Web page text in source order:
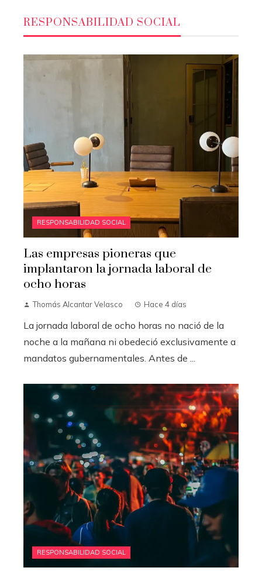
RESPONSABILIDAD SOCIAL
RESPONSABILIDAD SOCIAL
Las empresas pioneras que
implantaron la jornada laboral de
ocho horas
Thomás Alcantar Velasco Hace 4 días
La jornada laboral de ocho horas no nació de la
noche a la mañana ni obedeció exclusivamente a
mandatos gubernamentales. Antes de ...
RESPONSABILIDAD SOCIAL